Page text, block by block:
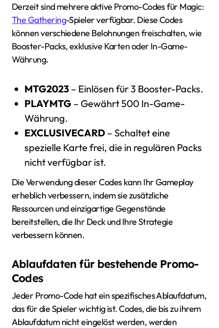
Derzeit sind mehrere aktive Promo-Codes für Magic:
The Gathering-Spieler verfügbar. Diese Codes
können verschiedene Belohnungen freischalten, wie
Booster-Packs, exklusive Karten oder In-Game-
Währung.
MTG2023– Einlösen für 3 Booster-Packs.
PLAYMTG– Gewährt 500 In-Game-
Währung.
EXCLUSIVECARD– Schaltet eine
spezielle Karte frei, die in regulären Packs
nicht verfügbar ist.
Die Verwendung dieser Codes kann Ihr Gameplay
erheblich verbessern, indem sie zusätzliche
Ressourcen und einzigartige Gegenstände
bereitstellen, die Ihr Deck und Ihre Strategie
verbessern können.
Ablaufdaten für bestehende Promo-
Codes
Jeder Promo-Code hat ein spezifisches Ablaufdatum,
das für die Spieler wichtig ist. Codes, die bis zu ihrem
Ablaufdatum nicht eingelöst werden, werden